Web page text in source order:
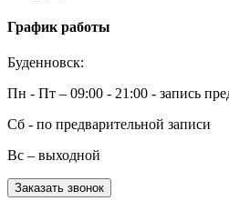
График работы
Буденновск:
Пн - Пт – 09:00 - 21:00 - запись
Сб - по предварительной записи
Вс – выходной
Заказать звонок